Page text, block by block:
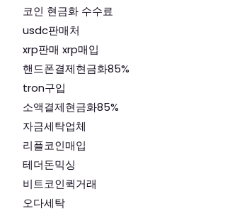
코인 현금화 수수료
usdc판매처
xrp판매 xrp매입
핸드폰결제현금화85%
tron구입
소액결제현금화85%
자금세탁업체
리플코인매입
테더돈믹싱
비트코인퀵거래
오다세탁